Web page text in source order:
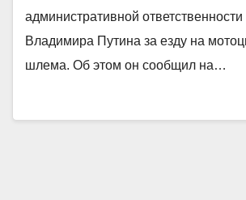
административной
Владимира Путина за езду на
шлема. Об этом он сообщил на…